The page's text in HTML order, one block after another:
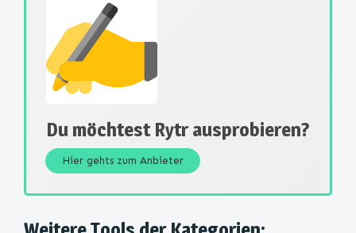
Du möchtest Rytr ausprobieren?
Hier gehts zum Anbieter